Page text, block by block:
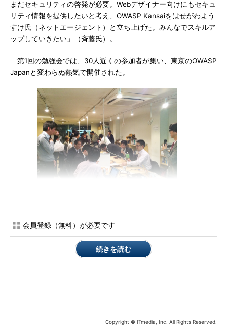
まだセキュリティの啓発が必要。Webデザイナー向けにもセキュ
リティ情報を提供したいと考え、OWASP Kansaiをはせがわよう
すけ氏（ネットエージェント）と立ち上げた。みんなでスキルア
ップしていきたい」（斉藤氏）。
第1回の勉強会では、30人近くの参加者が集い、東京のOWASP
Japanと変わらぬ熱気で開催された。
クラウドサービスでもシングルサインオンを
OWASP Kansai発足記念の勉強会では、ID、パスワードに関連
するセッションが2つ開催された。
会員登録（無料）が必要です
続きを読む
Copyright © ITmedia, Inc. All Rights Reserved.